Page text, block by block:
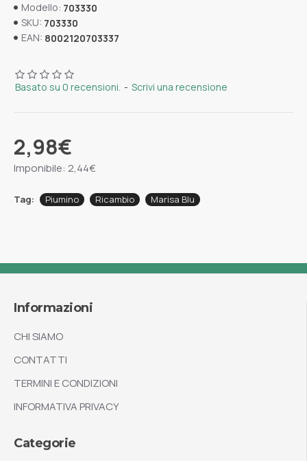
Modello: 703330
SKU: 703330
EAN: 8002120703337
Basato su 0 recensioni. - Scrivi una recensione
2,98€
Imponibile: 2,44€
Tag: Piumino Ricambio Marisa Blu
Informazioni
CHI SIAMO
CONTATTI
TERMINI E CONDIZIONI
INFORMATIVA PRIVACY
Categorie